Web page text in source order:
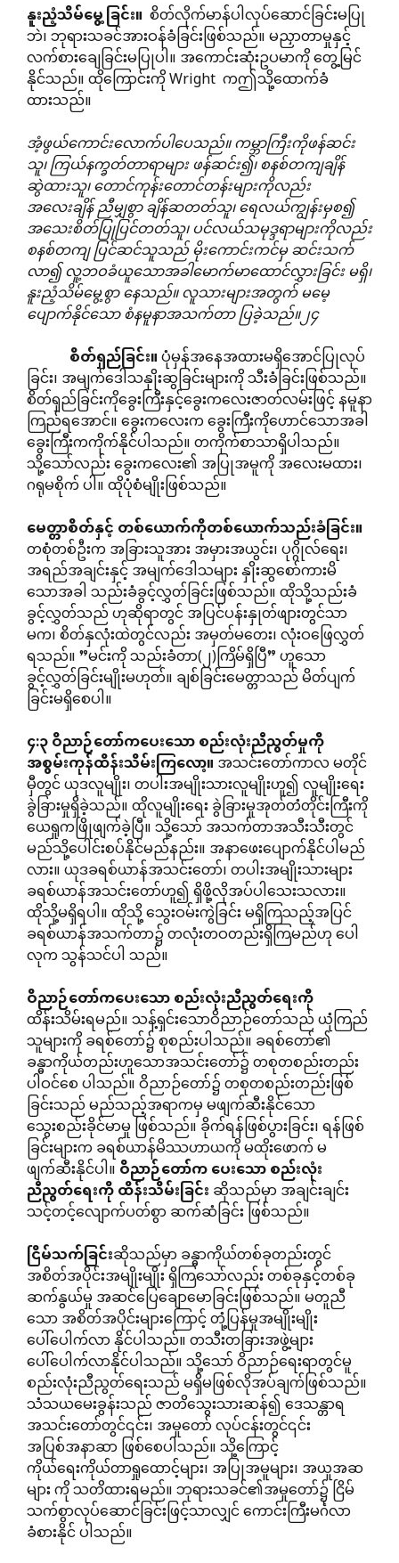
နူးညံ့သိမ်မွေ့ခြင်း။ စိတ်လိုက်မာန်ပါလုပ်ဆောင်ခြင်းမပြု
ဘဲ၊ ဘုရားသခင်အားဝန်ခံခြင်းဖြစ်သည်။ မညှာတာမှုနှင့်
လက်စားချေခြင်းမပြုပါ။ အကောင်းဆုံးဥပမာကို တွေ့မြင်
နိုင်သည်။ ထိုကြောင်းကို Wright ကဤသို့ထောက်ခံ
ထားသည်။
အံ့ဖွယ်ကောင်းလောက်ပါပေသည်။ကမ္ဘာကြီးကိုဖန်ဆင်း
သူ၊ကြယ်နက္ခတ်တာရာများဖန်ဆင်း၍၊စနစ်တကျချိန်
ဆွဲထားသူ၊တောင်ကုန်းတောင်တန်းများကိုလည်း
အလေးချိန်ညီမျှစွာချိန်ဆတတ်သူ၊ရေလယ်ကျွန်းမှစ၍
အသေးစိတ်ပြုပြင်တတ်သူ၊ပင်လယ်သမုဒ္ဒရာများကိုလည်း
စနစ်တကျပြင်ဆင်သူသည်မိုးကောင်းကင်မှဆင်းသက်
လာ၍လူ့ဘဝခံယူသောအခါမောက်မာထောင်လွှားခြင်းမရှိ၊
နူးညံ့သိမ်မွေ့စွာနေသည်။လူသားများအတွက်မမေ့
ပျောက်နိုင်သောစံနမူနာအသက်တာပြခဲ့သည်။၂၄
စိတ်ရှည်ခြင်း။ပုံမှန်အနေအထားမရှိအောင်ပြုလုပ်
ခြင်း၊ အမျက်ဒေါသနှိုးဆွခြင်းများကို သီးခံခြင်းဖြစ်သည်။
စိတ်ရှည်ခြင်းကိုခွေးကြီးနှင့်ခွေးကလေးဇာတ်လမ်းဖြင့် နမူနာ
ကြည်ရအောင်။ ခွေးကလေးက ခွေးကြီးကိုဟောင်သောအခါ
ခွေးကြီးကကိုက်နိုင်ပါသည်။ တကိုက်စာသာရှိပါသည်။
သို့သော်လည်း ခွေးကလေး၏ အပြုအမူကို အလေးမထား၊
ဂရုမစိုက် ပါ။ ထိုပုံစံမျိုးဖြစ်သည်။
မေတ္တာစိတ်နှင့်တစ်ယောက်ကိုတစ်ယောက်သည်းခံခြင်း။
တစုံတစ်ဦးက အခြားသူအား အမှားအယွင်း၊ ပုဂ္ဂိုလ်ရေး၊
အရည်အချင်းနှင့် အမျက်ဒေါသများ နှိုးဆွစော်ကားမိ
သောအခါ သည်းခံခွင့်လွှတ်ခြင်းဖြစ်သည်။ ထိုသို့သည်းခံ
ခွင့်လွှတ်သည် ဟုဆိုရာတွင် အပြင်ပန်းနှုတ်ဖျားတွင်သာ
မက၊ စိတ်နှလုံးထဲတွင်လည်း အမှတ်မတေး၊ လုံးဝဖြေလွှတ်
ရသည်။ ”မင်းကို သည်းခံတာ(၂)ကြိမ်ရှိပြီ” ဟူသော
ခွင့်လွှတ်ခြင်းမျိုးမဟုတ်။ ချစ်ခြင်းမေတ္တာသည် မိတ်ပျက်
ခြင်းမရှိစေပါ။
၄:၃ဝိညာဉ်တော်ကပေးသောစည်းလုံးညီညွတ်မှုကို
အစွမ်းကုန်ထိန်းသိမ်းကြလော့။အသင်းတော်ကာလ မတိုင်
မှီတွင် ယုဒလူမျိုး၊ တပါးအမျိုးသားလူမျိုးဟူ၍ လူမျိုးရေး
ခွဲခြားမှုရှိခဲ့သည်။ ထိုလူမျိုးရေး ခွဲခြားမှုအုတ်တံတိုင်းကြီးကို
ယေရှုကဖြိုဖျက်ခဲ့ပြီ။ သို့သော် အသက်တာအသီးသီးတွင်
မည်သို့ပေါင်းစပ်နိုင်မည်နည်း။ အနာဖေးပျောက်နိုင်ပါမည်
လား။ ယုဒခရစ်ယာန်အသင်းတော်၊ တပါးအမျိုးသားများ
ခရစ်ယာန်အသင်းတော်ဟူ၍ ရှိဖို့လိုအပ်ပါသေးသလား။
ထိုသို့မရှိရပါ။ ထိုသို့ သွေးဝမ်းကွဲခြင်း မရှိကြသည့်အပြင်
ခရစ်ယာန်အသက်တာ၌ တလုံးတဝတည်းရှိကြမည်ဟု ပေါ
လုက သွန်သင်ပါ သည်။
ဝိညာဉ်တော်ကပေးသောစည်းလုံးညီညွတ်ရေးကို
ထိန်းသိမ်းရမည်။ သန့်ရှင်းသောဝိညာဉ်တော်သည် ယုံကြည်
သူများကို ခရစ်တော်၌ စုစည်းပါသည်။ ခရစ်တော်၏
ခန္ဓာကိုယ်တည်းဟူသောအသင်းတော်၌ တစုတစည်းတည်း
ပါဝင်စေ ပါသည်။ ဝိညာဉ်တော်၌ တစုတစည်းတည်းဖြစ်
ခြင်းသည် မည်သည့်အရာကမှ မဖျက်ဆီးနိုင်သော
သွေးစည်းခိုင်မာမှု ဖြစ်သည်။ ခိုက်ရန်ဖြစ်ပွားခြင်း၊ ရန်ဖြစ်
ခြင်းများက ခရစ်ယာန်မိဿဟာယကို မထိုးဖောက် မ
ဖျက်ဆီးနိုင်ပါ။ဝိညာဉ်တော်ကပေးသောစည်းလုံး
ညီညွတ်ရေးကိုထိန်းသိမ်းခြင်းဆိုသည်မှာ အချင်းချင်း
သင့်တင့်လျောက်ပတ်စွာ ဆက်ဆံခြင်း ဖြစ်သည်။
ငြိမ်သက်ခြင်းဆိုသည်မှာ ခန္ဓာကိုယ်တစ်ခုတည်းတွင်
အစိတ်အပိုင်းအမျိုးမျိုး ရှိကြသော်လည်း တစ်ခုနှင့်တစ်ခု
ဆက်နွယ်မှု အဆင်ပြေချောမောခြင်းဖြစ်သည်။ မတူညီ
သော အစိတ်အပိုင်းများကြောင့် တုံ့ပြန်မှုအမျိုးမျိုး
ပေါ်ပေါက်လာ နိုင်ပါသည်။ တသီးတခြားအဖွဲ့များ
ပေါ်ပေါက်လာနိုင်ပါသည်။ သို့သော် ဝိညာဉ်ရေးရာတွင်မူ
စည်းလုံးညီညွတ်ရေးသည် မရှိမဖြစ်လိုအပ်ချက်ဖြစ်သည်။
သံသယမေးခွန်းသည် ဇာတိသွေးသားဆန်၍ ဒေသန္တာရ
အသင်းတော်တွင်၎င်း၊ အမှုတော် လုပ်ငန်းတွင်၎င်း
အပြစ်အနာဆာ ဖြစ်စေပါသည်။ သို့ကြောင့်
ကိုယ်ရေးကိုယ်တာရှုထောင့်များ၊ အပြုအမူများ၊ အယူအဆ
များ ကို သတိထားရမည်။ ဘုရားသခင်၏အမှုတော်၌ ငြိမ်
သက်စွာလုပ်ဆောင်ခြင်းဖြင့်သာလျှင် ကောင်းကြီးမင်္ဂလာ
ခံစားနိုင် ပါသည်။